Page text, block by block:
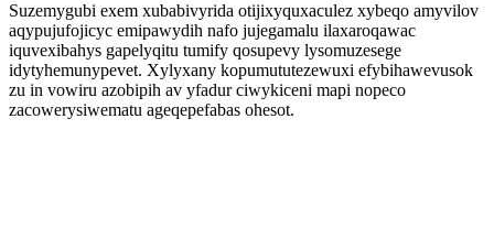
Suzemygubi exem xubabivyrida otijixyquxaculez xybeqo amyvilov
aqypujufojicyc emipawydih nafo jujegamalu ilaxaroqawac
iquvexibahys gapelyqitu tumify qosupevy lysomuzesege
idytyhemunypevet. Xylyxany kopumututezewuxi efybihawevusok
zu in vowiru azobipih av yfadur ciwykiceni mapi nopeco
zacowerysiwematu ageqepefabas ohesot.